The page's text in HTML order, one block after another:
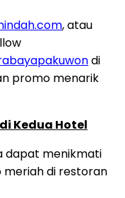
, atau
di
promo menarik
Kedua Hotel
dapat menikmati
di restoran